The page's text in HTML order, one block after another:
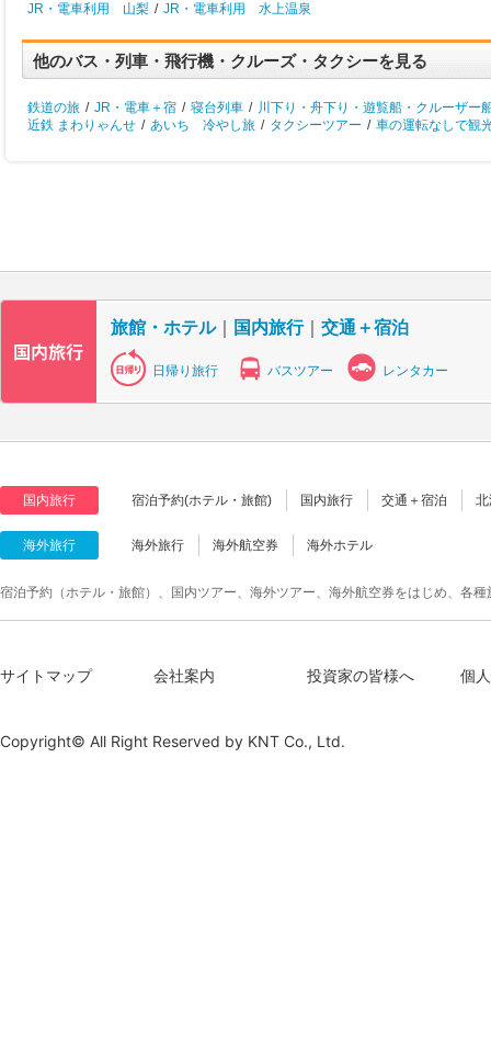
JR・電車利用 山梨 / JR・電車利用 水上温泉
他のバス・列車・飛行機・クルーズ・タクシーを見る
鉄道の旅 / JR・電車＋宿 / 寝台列車 / 川下り・舟下り・遊覧船・クルーザー
近鉄 まわりゃんせ / あいち 冷やし旅 / タクシーツアー / 車の運転なしで観
旅館・ホテル｜ 国内旅行｜ 交通＋宿泊
日帰り旅行 バスツアー レンタカー
国内旅行 宿泊予約(ホテル・旅館) 国内旅行 交通＋宿泊
海外旅行 海外旅行 海外航空券 海外ホテル
宿泊予約（ホテル・旅館）、国内ツアー、海外ツアー、海外航空券をはじめ、各
サイトマップ 会社案内 投資家の皆様へ 個
Copyright© All Right Reserved by KNT Co., Ltd.